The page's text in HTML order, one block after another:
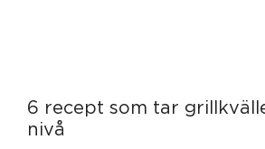
6 recept som tar
nivå